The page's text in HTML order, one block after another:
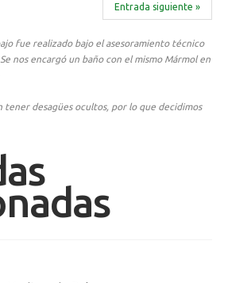
Entrada siguiente »
fue realizado bajo el asesoramiento técnico
nos encargó un baño con el mismo Mármol en
tener desagües ocultos, por lo que decidimos